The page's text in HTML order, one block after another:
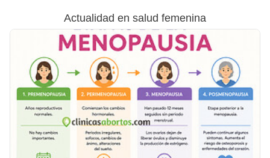
Actualidad en salud femenina